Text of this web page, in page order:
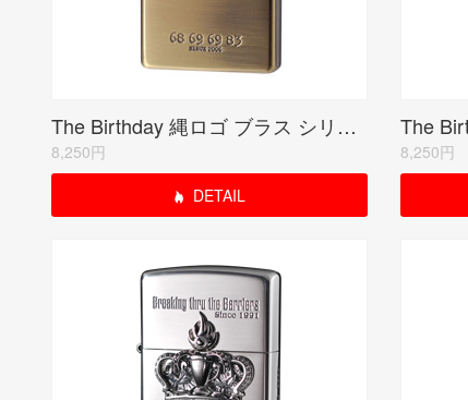
The Birthday 縄ロゴ ブラス シリアルナンバー入り(期間限定生産品)
8,250円
DETAIL
8,250円